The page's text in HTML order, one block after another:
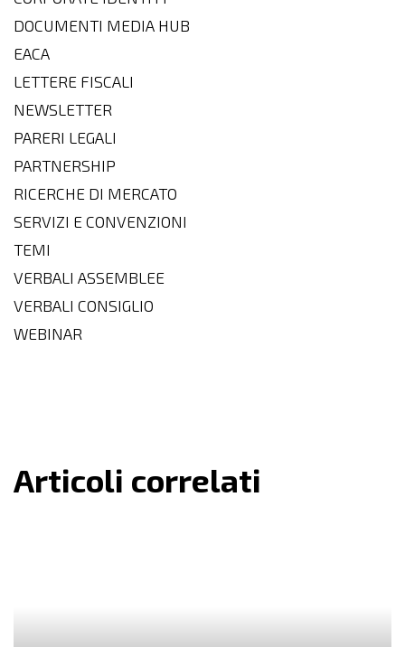
DOCUMENTI MEDIA HUB
EACA
LETTERE FISCALI
NEWSLETTER
PARERI LEGALI
PARTNERSHIP
RICERCHE DI MERCATO
SERVIZI E CONVENZIONI
TEMI
VERBALI ASSEMBLEE
VERBALI CONSIGLIO
WEBINAR
Articoli correlati